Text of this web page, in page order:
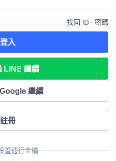
找回 ID ∙ 密碼
登入
LINE 繼續
繼續
註冊
置通行金鑰